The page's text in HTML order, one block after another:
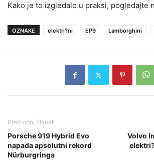
Kako je to izgledalo u praksi, pogledajte
OZNAKE elektri?ni EP9 Lamborghini
Prethodni članak
Porsche 919 Hybrid Evo
napada apsolutni rekord
Nürburgringa
Volvo